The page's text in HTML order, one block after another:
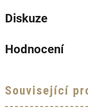
Diskuze
Hodnocení
Související